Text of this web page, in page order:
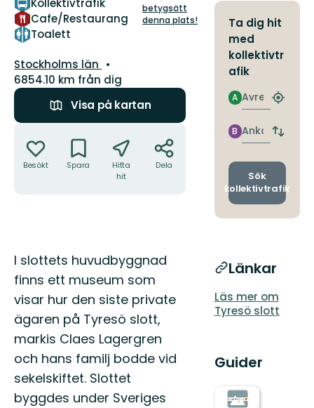
Cafe/Restaurang
Toalett
betygsätt
denna plats!
Län:
Stockholms län
6854.10 km från dig
Visa på kartan
Besökt Spara
Hitta
hit
Dela
Beskrivning
I slottets huvudbyggnad
finns ett museum som
visar hur den siste private
ägaren på Tyresö slott,
markis Claes Lagergren
och hans familj bodde vid
sekelskiftet. Slottet
byggdes under Sveriges
Ta dig hit
med
kollektivtr
afik
Avresa
A
Hitta
Ankomst
B
Byt
och
Sök
kollektivtrafik
Länkar
Läs mer om
Tyresö slott
Guider